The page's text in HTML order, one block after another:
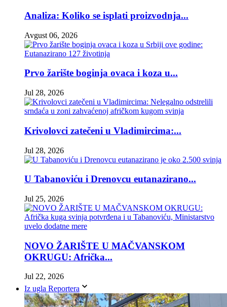
Analiza: Koliko se isplati proizvodnja...
Avgust 06, 2026
Prvo žarište boginja ovaca i koza u...
Jul 28, 2026
Krivolovci zatečeni u Vladimircima:...
Jul 28, 2026
U Tabanoviću i Drenovcu eutanazirano...
Jul 25, 2026
NOVO ŽARIŠTE U MAČVANSKOM
OKRUGU: Afrička...
Jul 22, 2026
Iz ugla Reportera